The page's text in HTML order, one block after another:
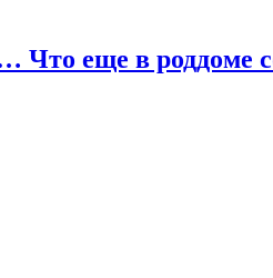
Что еще в роддоме